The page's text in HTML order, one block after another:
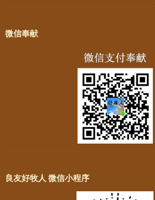
微信奉献
良友好牧人 微信小程序